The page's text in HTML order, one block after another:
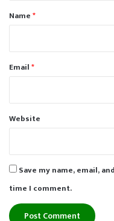
*Name*
Email*
Website
Save my name, email,
time I comment.